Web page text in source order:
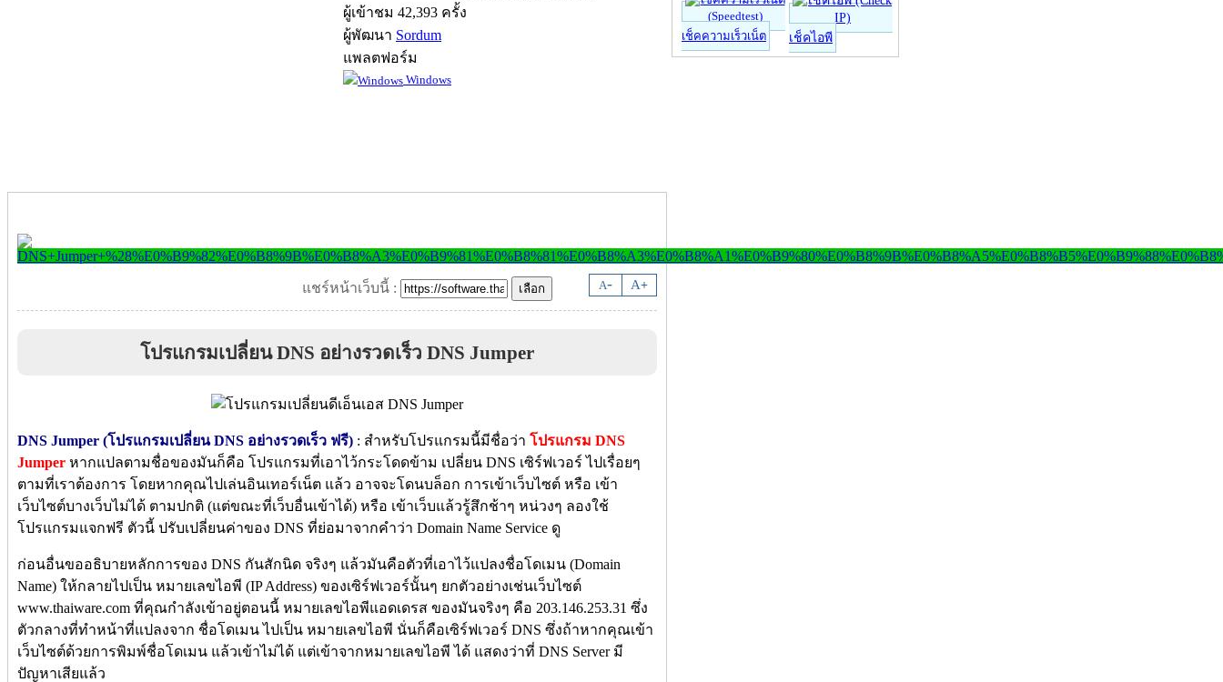
ผู้เข้าชม 42,393 ครั้ง
ผู้พัฒนา Sordum
แพลตฟอร์ม
Windows
A- A+
แชร์หน้าเว็บนี้ :
โปรแกรมเปลี่ยน DNS อย่างรวดเร็ว DNS Jumper
DNS Jumper (โปรแกรมเปลี่ยน DNS อย่างรวดเร็ว ฟรี) : สำหรับโปรแกรมนี้มีชื่อว่า โปรแกรม DNS
Jumper หากแปลตามชื่อของมันก็คือ โปรแกรมที่เอาไว้กระโดดข้าม เปลี่ยน DNS เซิร์ฟเวอร์ ไปเรื่อยๆ
ตามที่เราต้องการ โดยหากคุณไปเล่นอินเทอร์เน็ต แล้ว อาจจะโดนบล็อก การเข้าเว็บไซต์ หรือ เข้า
เว็บไซต์บางเว็บไม่ได้ ตามปกติ (แต่ขณะที่เว็บอื่นเข้าได้) หรือ เข้าเว็บแล้วรู้สึกช้าๆ หน่วงๆ ลองใช้
โปรแกรมแจกฟรี ตัวนี้ ปรับเปลี่ยนค่าของ DNS ที่ย่อมาจากคำว่า Domain Name Service ดู
ก่อนอื่นขออธิบายหลักการของ DNS กันสักนิด จริงๆ แล้วมันคือตัวที่เอาไว้แปลงชื่อโดเมน (Domain
Name) ให้กลายไปเป็น หมายเลขไอพี (IP Address) ของเซิร์ฟเวอร์นั้นๆ ยกตัวอย่างเช่นเว็บไซต์
www.thaiware.com ที่คุณกำลังเข้าอยู่ตอนนี้ หมายเลขไอพีแอดเดรส ของมันจริงๆ คือ 203.146.253.31 ซึ่ง
ตัวกลางที่ทำหน้าที่แปลงจาก ชื่อโดเมน ไปเป็น หมายเลขไอพี นั่นก็คือเซิร์ฟเวอร์ DNS ซึ่งถ้าหากคุณเข้า
เว็บไซต์ด้วยการพิมพ์ชื่อโดเมน แล้วเข้าไม่ได้ แต่เข้าจากหมายเลขไอพี ได้ แสดงว่าที่ DNS Server มี
ปัญหาเสียแล้ว
เช็คความเร็วเน็ต เช็คไอพี